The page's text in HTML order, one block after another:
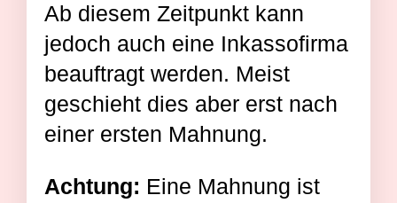
Ab diesem Zeitpunkt kann
jedoch auch eine Inkassofirma
beauftragt werden. Meist
geschieht dies aber erst nach
einer ersten Mahnung.
Achtung: Eine Mahnung ist